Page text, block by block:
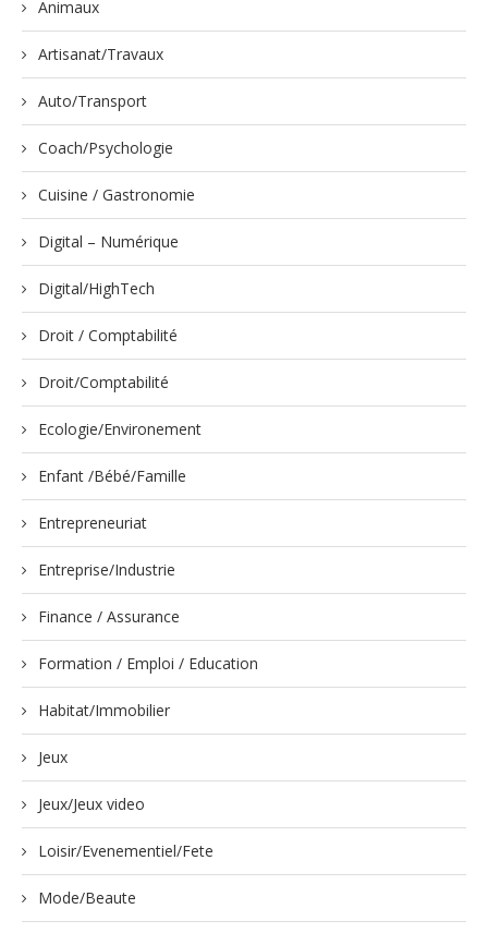
Animaux
Artisanat/Travaux
Auto/Transport
Coach/Psychologie
Cuisine / Gastronomie
Digital – Numérique
Digital/HighTech
Droit / Comptabilité
Droit/Comptabilité
Ecologie/Environement
Enfant /Bébé/Famille
Entrepreneuriat
Entreprise/Industrie
Finance / Assurance
Formation / Emploi / Education
Habitat/Immobilier
Jeux
Jeux/Jeux video
Loisir/Evenementiel/Fete
Mode/Beaute